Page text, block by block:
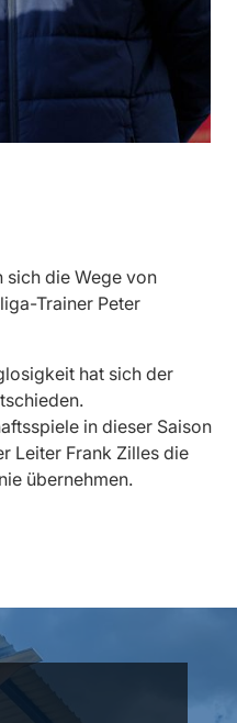
sich die Wege von
Trainer Peter
hat sich der
in dieser Saison
Leiter Frank Zilles die
übernehmen.